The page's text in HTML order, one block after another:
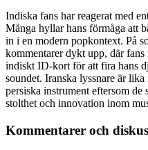
Indiska fans har reagerat med
Många hyllar hans förmåga att
in i en modern popkontext. På
kommentarer dykt upp, där fans
indiskt ID-kort för att fira hans
soundet. Iranska lyssnare är
persiska instrument eftersom
stolthet och innovation inom
Kommentarer och